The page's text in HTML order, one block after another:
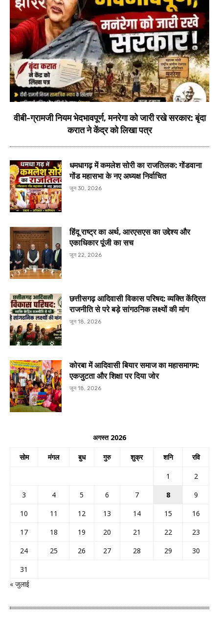
वीबी-ग्रामजी नियम भेदभावपूर्ण, मनरेगा को जारी रखे सरकार: बृंदा
करात ने केंद्र को लिखा पत्र
धमधागढ़ में कमलेश सोरी का राजतिलक: गोंडवाना
गोंड महासभा के नए अध्यक्ष निर्वाचित
जून 30, 2026
हिंदू राष्ट्र का अर्थ, आरएसएस का उद्देश्य और
एकाधिकार पूंजी का सच
जून 22, 2026
छत्तीसगढ़ आदिवासी विकास परिषद: व्यक्ति केंद्रित
राजनीति से परे बड़े सांगठनिक लक्ष्यों की मांग
जून 18, 2026
कोरबा में आदिवासी बियार समाज का महासमागम:
एकजुटता और शिक्षा पर दिया जोर
जून 18, 2026
अगस्त 2026
सोम मंगल बुध गुरु शुक्र शनि रवि
1
2
3
4 5 6 7 8
9
10
11 12 13 14 15
16
17
18 19 20 21 22
23
24
25 26 27 28 29
30
31
« जुलाई